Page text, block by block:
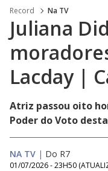
Record Na TV
Juliana
Lacday |
Atriz passou oito
Poder do Voto
NA TV | Do R7
01/07/2026 - 23H50